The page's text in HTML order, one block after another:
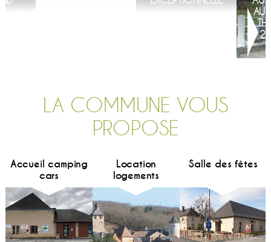
LA COMMUNE VOUS
PROPOSE
Accueil camping
cars
Location
logements
Salle des fêtes